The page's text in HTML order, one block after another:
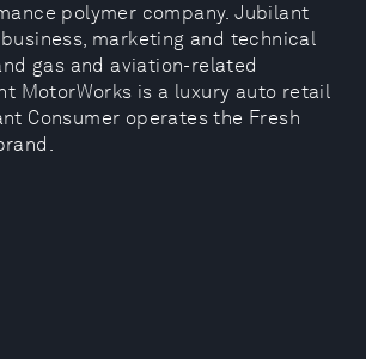
polymer company. Jubilant
marketing and technical
gas and aviation-related
MotorWorks is a luxury auto retail
Consumer operates the Fresh